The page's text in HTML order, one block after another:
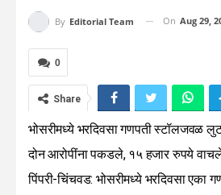
By Editorial Team On Aug 29,
0
Share
भोसरीमध्ये भरदिवसा गणपती स्टॉलजवळ
दोन आरोपींना पकडले, १५ हजार रुपये
पिंपरी-चिंचवड: भोसरीमध्ये भरदिवसा एका